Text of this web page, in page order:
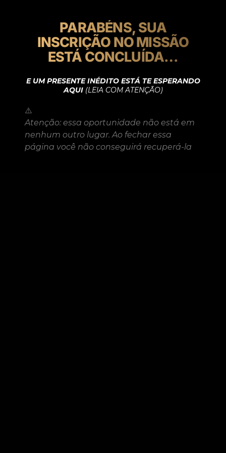
PARABÉNS, SUA
INSCRIÇÃO NO MISSÃO
ESTÁ CONCLUÍDA…
E UM PRESENTE INÉDITO ESTÁ TE ESPERANDO
AQUI (LEIA COM ATENÇÃO)
⚠️
Atenção: essa oportunidade não está em
nenhum outro lugar. Ao fechar essa
página você não conseguirá recuperá-la